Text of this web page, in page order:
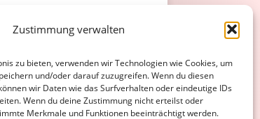
Zustimmung verwalten
zu bieten, verwenden wir Technologien wie Cookies, um
und/oder darauf zuzugreifen. Wenn du diesen
wir Daten wie das Surfverhalten oder eindeutige IDs
Wenn du deine Zustimmung nicht erteilst oder
Merkmale und Funktionen beeinträchtigt werden.